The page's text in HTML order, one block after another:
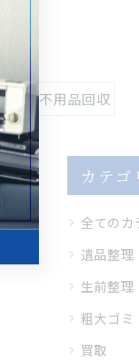
#不用品回収
カテゴ
全てのカ
遺品整理
生前整理
粗大ゴミ
買取